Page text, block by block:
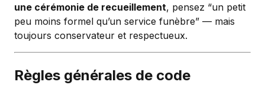
une cérémonie de recueillement, pensez “un petit
peu moins formel qu’un service funèbre” — mais
toujours conservateur et respectueux.
Règles générales de code